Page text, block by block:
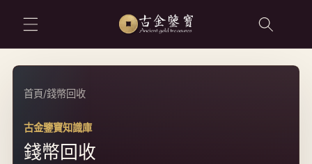
跳至內容
首頁/錢幣回收
古金鑒寶知識庫
錢幣回收